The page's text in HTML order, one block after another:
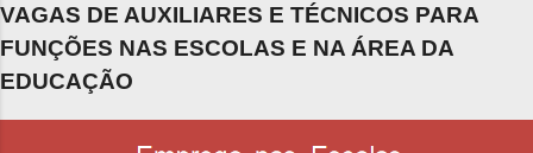
VAGAS DE AUXILIARES E TÉCNICOS PARA
FUNÇÕES NAS ESCOLAS E NA ÁREA DA
EDUCAÇÃO